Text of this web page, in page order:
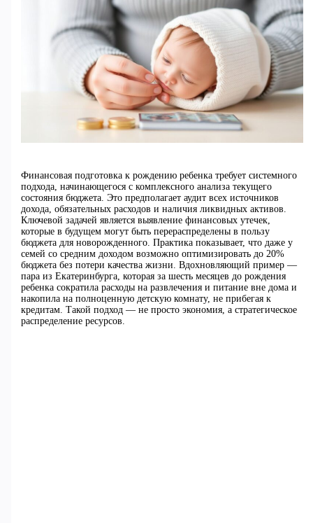
Финансовая подготовка к рождению ребенка требует системного
подхода, начинающегося с комплексного анализа текущего
состояния бюджета. Это предполагает аудит всех источников
дохода, обязательных расходов и наличия ликвидных активов.
Ключевой задачей является выявление финансовых утечек,
которые в будущем могут быть перераспределены в пользу
бюджета для новорожденного. Практика показывает, что даже у
семей со средним доходом возможно оптимизировать до 20%
бюджета без потери качества жизни. Вдохновляющий пример —
пара из Екатеринбурга, которая за шесть месяцев до рождения
ребенка сократила расходы на развлечения и питание вне дома и
накопила на полноценную детскую комнату, не прибегая к
кредитам. Такой подход — не просто экономия, а стратегическое
распределение ресурсов.